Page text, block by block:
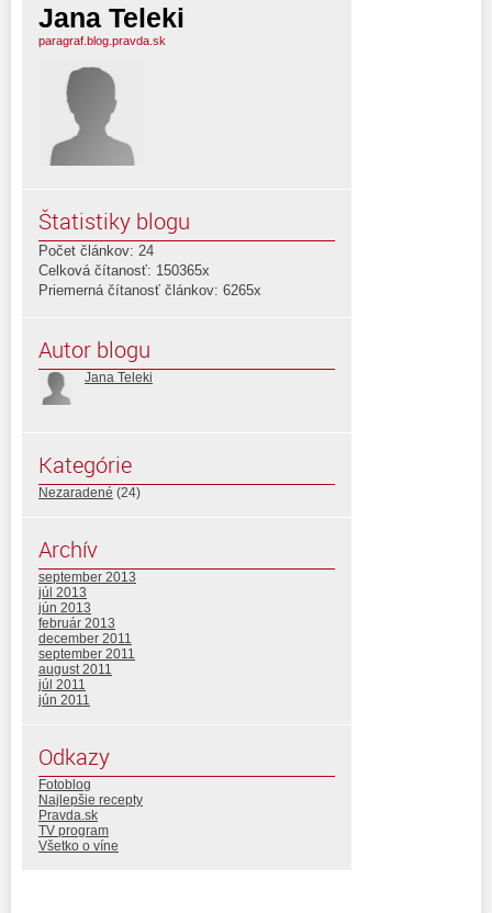
Jana Teleki
paragraf.blog.pravda.sk
Štatistiky blogu
Počet článkov: 24
Celková čítanosť: 150365x
Priemerná čítanosť článkov: 6265x
Autor blogu
Jana Teleki
Kategórie
Nezaradené (24)
Archív
september 2013
júl 2013
jún 2013
február 2013
december 2011
september 2011
august 2011
júl 2011
jún 2011
Odkazy
Fotoblog
Najlepšie recepty
Pravda.sk
TV program
Všetko o víne